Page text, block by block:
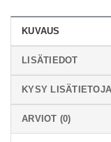
KUVAUS
LISÄTIEDOT
KYSY LISÄTIETOJA
ARVIOT (0)